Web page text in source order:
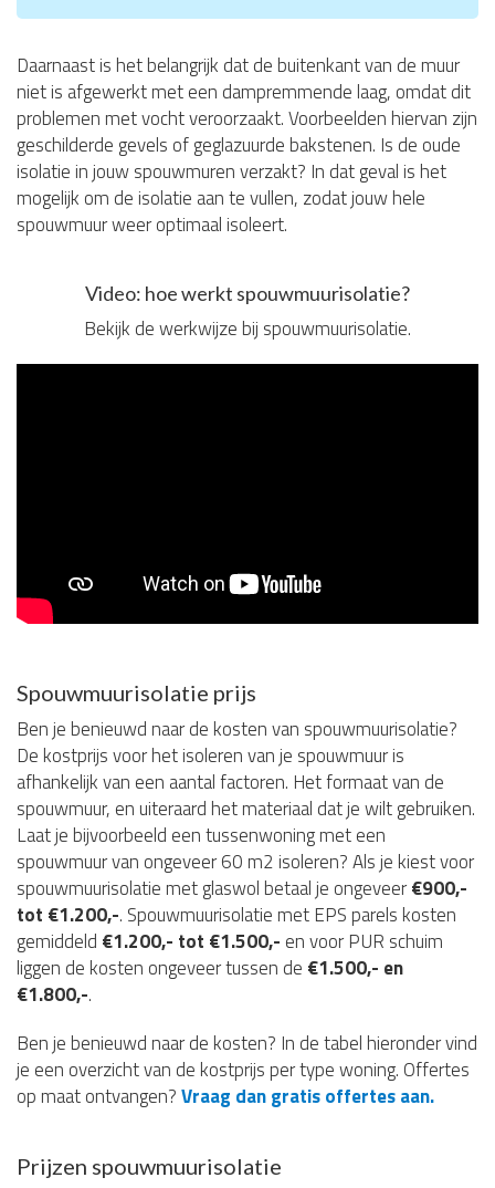
Daarnaast is het belangrijk dat de buitenkant van de muur
niet is afgewerkt met een dampremmende laag, omdat dit
problemen met vocht veroorzaakt. Voorbeelden hiervan zijn
geschilderde gevels of geglazuurde bakstenen. Is de oude
isolatie in jouw spouwmuren verzakt? In dat geval is het
mogelijk om de isolatie aan te vullen, zodat jouw hele
spouwmuur weer optimaal isoleert.
Video: hoe werkt spouwmuurisolatie?
Bekijk de werkwijze bij spouwmuurisolatie.
Spouwmuurisolatie prijs
Ben je benieuwd naar de kosten van spouwmuurisolatie?
De kostprijs voor het isoleren van je spouwmuur is
afhankelijk van een aantal factoren. Het formaat van de
spouwmuur, en uiteraard het materiaal dat je wilt gebruiken.
Laat je bijvoorbeeld een tussenwoning met een
spouwmuur van ongeveer 60 m2 isoleren? Als je kiest voor
spouwmuurisolatie met glaswol betaal je ongeveer€900,-
tot €1.200,-. Spouwmuurisolatie met EPS parels kosten
gemiddeld €1.200,- tot €1.500,- en voor PUR schuim
liggen de kosten ongeveer tussen de €1.500,- en
€1.800,-.
Ben je benieuwd naar de kosten? In de tabel hieronder vind
je een overzicht van de kostprijs per type woning. Offertes
op maat ontvangen?Vraag dan gratis offertes aan.
Prijzen spouwmuurisolatie